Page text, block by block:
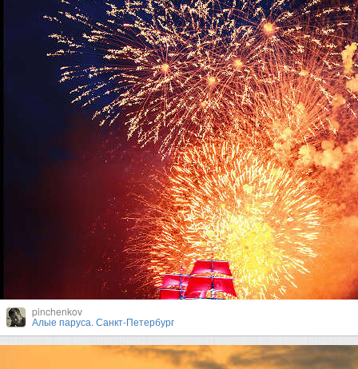
pinchenkov
Алые паруса. Санкт-Петербург